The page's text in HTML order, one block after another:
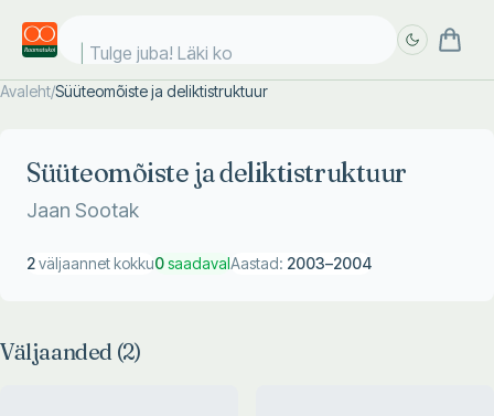
Tulge juba! Läki koo
Avaleht/Süüteomõiste ja deliktistruktuur
Süüteomõiste ja deliktistruktuur
Jaan Sootak
2väljaannet kokku0saadavalAastad: 2003–2004
Väljaanded (2)